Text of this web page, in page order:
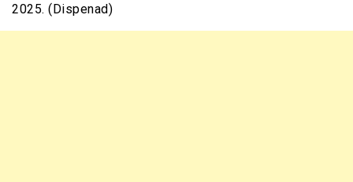
2025. (Dispenad)